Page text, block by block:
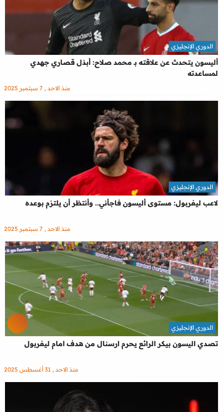
أليسون يتحدث عن علاقته بـ محمد صلاح: أبذل قصاري جهدي
لمساعدته
الدوري الإنجليزي
منذ الاحد , 7 سبتمبر 2025
لاعب ليفربول: مستوى أليسون فاجأني.. وأنتظر أن يلتزم بوعده
الدوري الإنجليزي
منذ الاحد , 7 سبتمبر 2025
تصدي اليسون بيكر الرائع يحرم ارسنال من هدف امام ليفربول
الدوري الإنجليزي
منذ الاحد , 31 أغسطس 2025